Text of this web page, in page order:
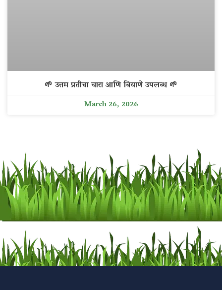
🌱 उत्तम प्रतीचा चारा आणि बियाणे उपलब्ध 🌱
March 26, 2026